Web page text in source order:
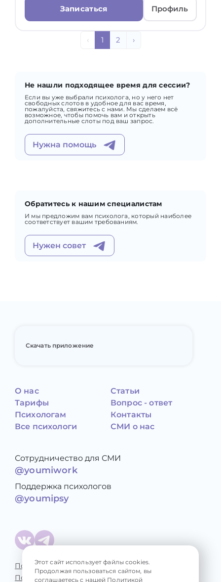
Записаться Профиль
‹ 1 2 ›
Не нашли подходящее время для сессии?
Если вы уже выбрали психолога, но у него нет
свободных слотов в удобное для вас время,
пожалуйста, свяжитесь с нами. Мы сделаем всё
возможное, чтобы помочь вам и открыть
дополнительные слоты под ваш запрос.
Нужна помощь
Обратитесь к нашим специалистам
И мы предложим вам психолога, который наиболее
соответствует вашим требованиям.
Нужен совет
Скачать приложение
О нас
Тарифы
Психологам
Все психологи
Статьи
Вопрос - ответ
Контакты
СМИ о нас
Сотрудничество для СМИ
@youmiwork
Поддержка психологов
@youmipsy
Политика конфиденциальности
Пользовательское соглашение
Этот сайт использует файлы cookies.
Продолжая пользоваться сайтом, вы
соглашаетесь с нашей Политикой